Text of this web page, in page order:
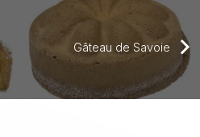
Gâteau de Savoie